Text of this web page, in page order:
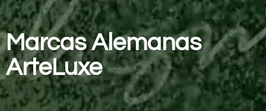
MarcasAlemanas
ArteLuxe